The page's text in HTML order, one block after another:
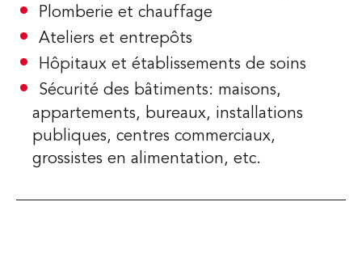
Plomberie et chauffage
Ateliers et entrepôts
Hôpitaux et établissements de soins
Sécurité des bâtiments: maisons,
appartements, bureaux, installations
publiques, centres commerciaux,
grossistes en alimentation, etc.